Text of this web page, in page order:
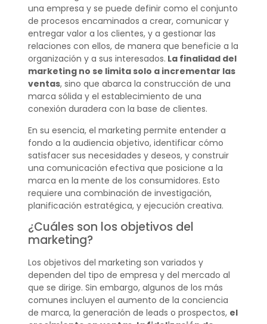
una empresa y se puede definir como el conjunto
de procesos encaminados a crear, comunicar y
entregar valor a los clientes, y a gestionar las
relaciones con ellos, de manera que beneficie a la
organización y a sus interesados. La finalidad del
marketing no se limita solo a incrementar las
ventas, sino que abarca la construcción de una
marca sólida y el establecimiento de una
conexión duradera con la base de clientes.
En su esencia, el marketing permite entender a
fondo a la audiencia objetivo, identificar cómo
satisfacer sus necesidades y deseos, y construir
una comunicación efectiva que posicione a la
marca en la mente de los consumidores. Esto
requiere una combinación de investigación,
planificación estratégica, y ejecución creativa.
¿Cuáles son los objetivos del
marketing?
Los objetivos del marketing son variados y
dependen del tipo de empresa y del mercado al
que se dirige. Sin embargo, algunos de los más
comunes incluyen el aumento de la conciencia
de marca, la generación de leads o prospectos, el